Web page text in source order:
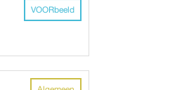
VOORbeeld